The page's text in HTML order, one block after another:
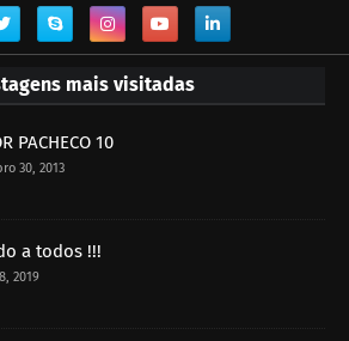
mais visitadas
PACHECO 10
30, 2013
a todos !!!
2019